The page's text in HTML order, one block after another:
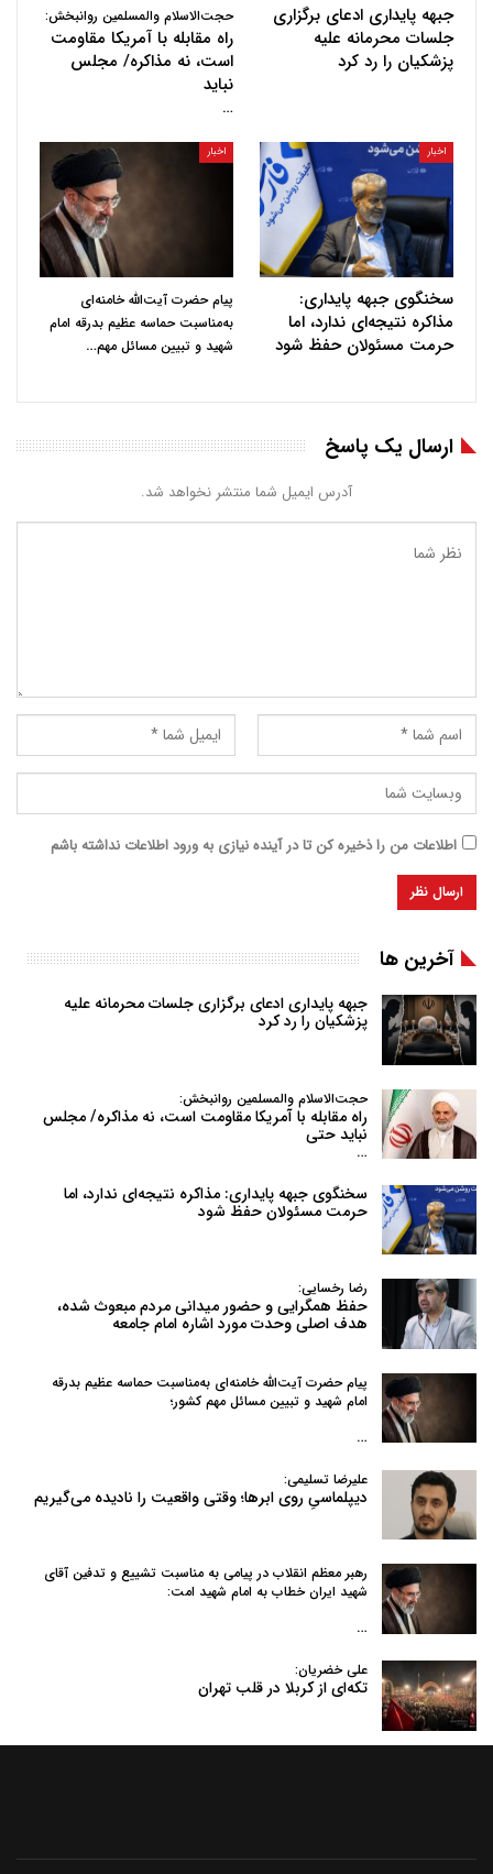
جبهه پایداری ادعای برگزاری
جلسات محرمانه علیه
پزشکیان را رد کرد
حجت‌الاسلام والمسلمین روانبخش:
راه مقابله با آمریکا مقاومت
است، نه مذاکره/ مجلس
نباید
…
اخبار
سخنگوی جبهه پایداری:
مذاکره نتیجه‌ای ندارد، اما
حرمت مسئولان حفظ شود
اخبار
پیام حضرت آیت‌الله خامنه‌ای
به‌مناسبت حماسه عظیم بدرقه امام
شهید و تبیین مسائل مهم…
ارسال یک پاسخ
آدرس ایمیل شما منتشر نخواهد شد.
اطلاعات من را ذخیره کن تا در آینده نیازی به ورود اطلاعات نداشته باشم
آخرین ها
جبهه پایداری ادعای برگزاری جلسات محرمانه علیه
پزشکیان را رد کرد
حجت‌الاسلام والمسلمین روانبخش:
راه مقابله با آمریکا مقاومت است، نه مذاکره/ مجلس
نباید حتی
…
سخنگوی جبهه پایداری: مذاکره نتیجه‌ای ندارد، اما
حرمت مسئولان حفظ شود
رضا رخسایی:
حفظ همگرایی و حضور میدانی مردم مبعوث شده،
هدف اصلی وحدت مورد اشاره امام جامعه
پیام حضرت آیت‌الله خامنه‌ای به‌مناسبت حماسه عظیم بدرقه
امام شهید و تبیین مسائل مهم کشور؛
…
علیرضا تسلیمی:
دیپلماسیِ روی ابرها؛ وقتی واقعیت را نادیده می‌گیریم
رهبر معظم انقلاب در پیامی به‌ مناسبت تشییع و تدفین آقای
شهید ایران خطاب به امام شهید امت:
…
علی خضریان:
تکه‌ای از کربلا در قلب تهران